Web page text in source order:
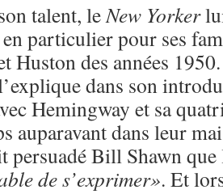
talent, leNew Yorker
en particulier pour ses
Huston des années 1950.
dans son
Hemingway et sa
auparavant dans leur
persuadé Bill Shawn
de s’exprimer». Et